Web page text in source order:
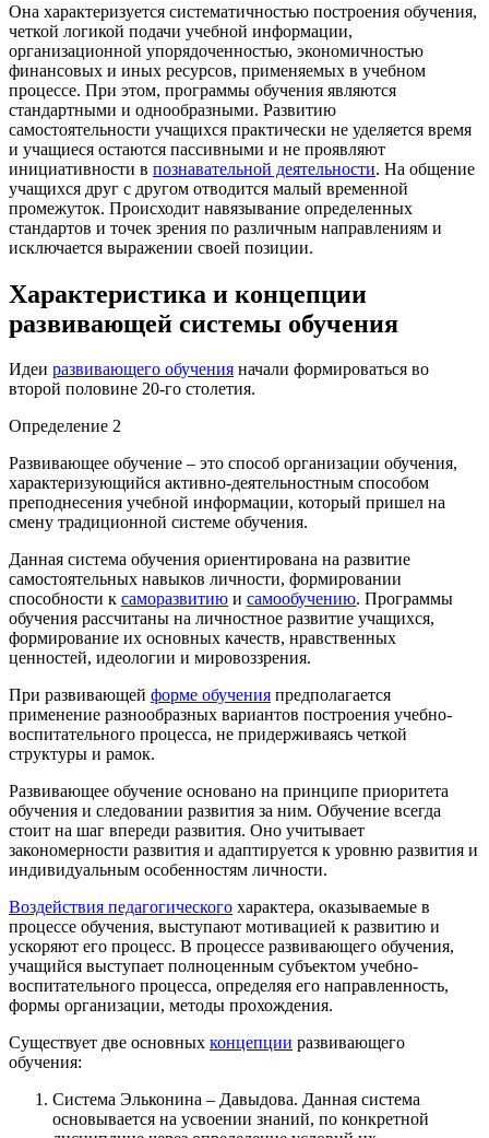
Она характеризуется систематичностью построения обучения,
четкой логикой подачи учебной информации,
организационной упорядоченностью, экономичностью
финансовых и иных ресурсов, применяемых в учебном
процессе. При этом, программы обучения являются
стандартными и однообразными. Развитию
самостоятельности учащихся практически не уделяется время
и учащиеся остаются пассивными и не проявляют
инициативности в познавательной деятельности. На общение
учащихся друг с другом отводится малый временной
промежуток. Происходит навязывание определенных
стандартов и точек зрения по различным направлениям и
исключается выражении своей позиции.
Характеристика и концепции
развивающей системы обучения
Идеи развивающего обучения начали формироваться во
второй половине 20-го столетия.
Определение 2
Развивающее обучение – это способ организации обучения,
характеризующийся активно-деятельностным способом
преподнесения учебной информации, который пришел на
смену традиционной системе обучения.
Данная система обучения ориентирована на развитие
самостоятельных навыков личности, формировании
способности к саморазвитию и самообучению. Программы
обучения рассчитаны на личностное развитие учащихся,
формирование их основных качеств, нравственных
ценностей, идеологии и мировоззрения.
При развивающей форме обучения предполагается
применение разнообразных вариантов построения учебно-
воспитательного процесса, не придерживаясь четкой
структуры и рамок.
Развивающее обучение основано на принципе приоритета
обучения и следовании развития за ним. Обучение всегда
стоит на шаг впереди развития. Оно учитывает
закономерности развития и адаптируется к уровню развития и
индивидуальным особенностям личности.
Воздействия педагогического характера, оказываемые в
процессе обучения, выступают мотивацией к развитию и
ускоряют его процесс. В процессе развивающего обучения,
учащийся выступает полноценным субъектом учебно-
воспитательного процесса, определяя его направленность,
формы организации, методы прохождения.
Существует две основных концепции развивающего
обучения:
Система Эльконина – Давыдова. Данная система
основывается на усвоении знаний, по конкретной